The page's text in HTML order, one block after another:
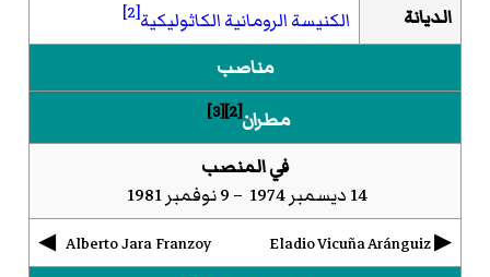
الديانة
الكنيسة الرومانية الكاثوليكية[2]
مناصب
مطران[2]
[3]
في المنصب
14 ديسمبر 1974 – 9 نوفمبر 1981
▶︎
Eladio Vicuña Aránguiz
Alberto Jara Franzoy
◀︎